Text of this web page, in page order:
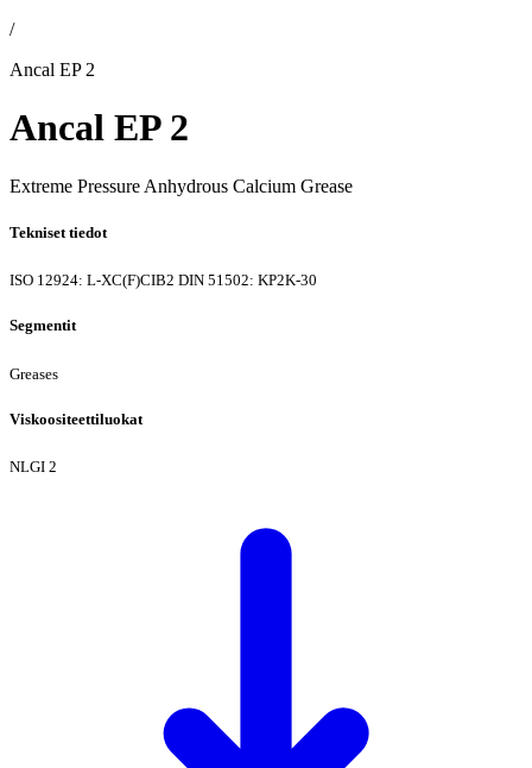
/
Ancal EP 2
Ancal EP 2
Extreme Pressure Anhydrous Calcium Grease
Tekniset tiedot
ISO 12924: L-XC(F)CIB2 DIN 51502: KP2K-30
Segmentit
Greases
Viskoositeettiluokat
NLGI 2